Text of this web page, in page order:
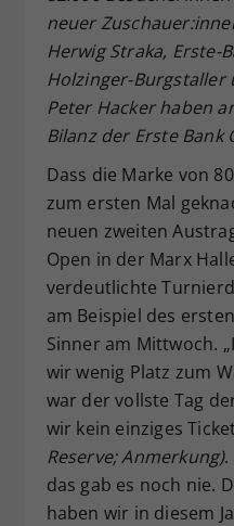
neuer
Herwig Straka, Erste-
Holzinger-
Peter Hacker haben
Bilanz der Erste Bank
Dass die Marke von
zum ersten Mal
neuen zweiten
Open in der Marx
verdeutlichte
am Beispiel des
Sinner am Mittwoch.
wir wenig Platz zum
war der vollste Tag
wir kein einziges
Reserve; Anmerkung).
das gab es noch nie.
haben wir in diesem
Zweck
Dieser
zufällig
hat.